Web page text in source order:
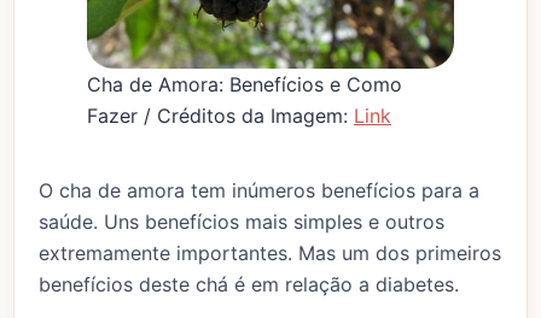
Cha de Amora: Benefícios e Como
Fazer / Créditos da Imagem: Link
O cha de amora tem inúmeros benefícios para a
saúde. Uns benefícios mais simples e outros
extremamente importantes. Mas um dos primeiros
benefícios deste chá é em relação a diabetes.